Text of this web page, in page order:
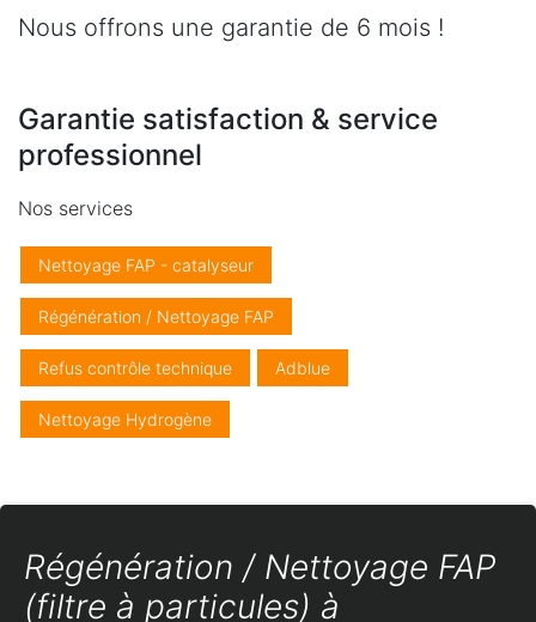
Nous offrons une garantie de 6 mois !
Garantie satisfaction & service
professionnel
Nos services
Nettoyage FAP - catalyseur
Régénération / Nettoyage FAP
Refus contrôle technique Adblue
Nettoyage Hydrogène
Régénération / Nettoyage FAP
(filtre à particules) à